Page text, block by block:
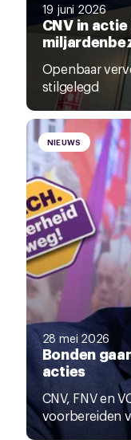
19 juni 2026
CNV in
Openbaar
stilgelegd
NIEUWS
28 mei 2026
Bonden
acties
CNV, FNV en
voorbereiden